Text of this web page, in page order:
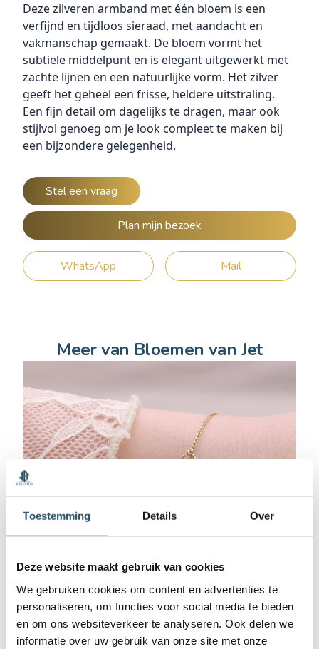
Toestemming Details Over
Deze website maakt gebruik van cookies
We gebruiken cookies om content en advertenties te
personaliseren, om functies voor social media te bieden
en om ons websiteverkeer te analyseren. Ook delen we
informatie over uw gebruik van onze site met onze
Deze zilveren armband met één bloem is een
verfijnd en tijdloos sieraad, met aandacht en
vakmanschap gemaakt. De bloem vormt het
subtiele middelpunt en is elegant uitgewerkt met
zachte lijnen en een natuurlijke vorm. Het zilver
geeft het geheel een frisse, heldere uitstraling.
Een fijn detail om dagelijks te dragen, maar ook
stijlvol genoeg om je look compleet te maken bij
een bijzondere gelegenheid.
Stel een vraag
Plan mijn bezoek
WhatsApp Mail
Meer van Bloemen van Jet
Bloemen Armband Geelgoud